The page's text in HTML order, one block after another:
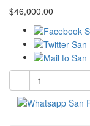
$46,000.00
–